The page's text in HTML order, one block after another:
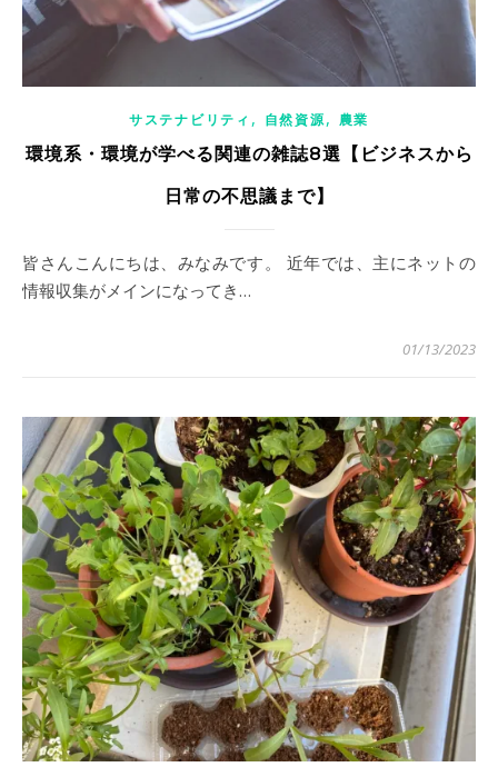
サステナビリティ , 自然資源, 農業
環境系・環境が学べる関連の雑誌8選【ビジネスから
日常の不思議まで】
皆さんこんにちは、みなみです。 近年では、主にネットの
情報収集がメインになってき…
01/13/2023